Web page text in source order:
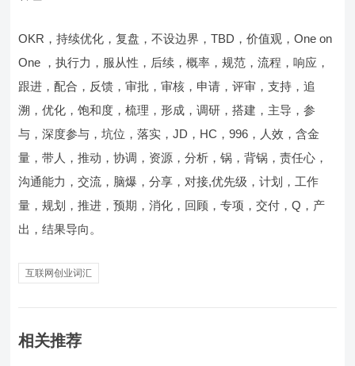
OKR，持续优化，复盘，不设边界，TBD，价值观，One on
One ，执行力，服从性，后续，概率，规范，流程，响应，
跟进，配合，反馈，审批，审核，申请，评审，支持，追
溯，优化，饱和度，梳理，形成，调研，搭建，主导，参
与，深度参与，坑位，落实，JD，HC，996，人效，含金
量，带人，推动，协调，资源，分析，锅，背锅，责任心，
沟通能力，交流，脑爆，分享，对接,优先级，计划，工作
量，规划，推进，预期，消化，回顾，专项，交付，Q，产
出，结果导向。
互联网创业词汇
相关推荐